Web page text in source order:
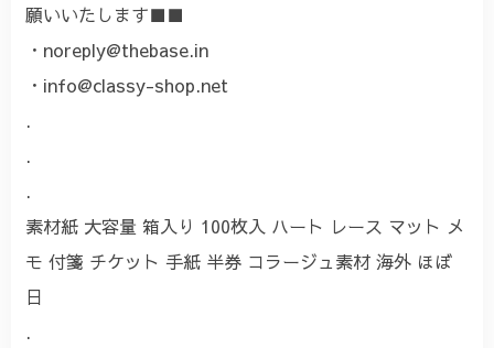
願いいたします■■
・ noreply@thebase.in
・ info@classy-shop.net
.
.
.
素材紙 大容量 箱入り 100枚入 ハート レース マット メ
モ 付箋 チケット 手紙 半券 コラージュ素材 海外 ほぼ
日
.